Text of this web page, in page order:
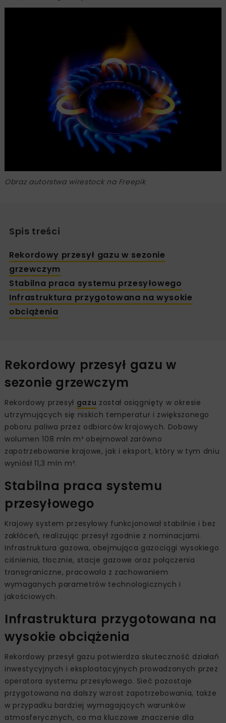
Obraz autorstwa wirestock na Freepik
Spis treści
Rekordowy przesył gazu w sezonie
grzewczym
Stabilna praca systemu przesyłowego
Infrastruktura przygotowana na wysokie
obciążenia
Rekordowy przesył gazu w
sezonie grzewczym
Rekordowy przesył gazu został osiągnięty w okresie
utrzymujących się niskich temperatur i zwiększonego
poboru paliwa przez odbiorców krajowych. Dobowy
wolumen 108 mln m³ obejmował zarówno
zapotrzebowanie krajowe, jak i eksport, który w tym dniu
wyniósł 11,3 mln m³.
Stabilna praca systemu
przesyłowego
Krajowy system przesyłowy funkcjonował stabilnie i bez
zakłóceń, realizując przesył zgodnie z nominacjami.
Infrastruktura gazowa, obejmująca gazociągi wysokiego
ciśnienia, tłocznie, stacje gazowe oraz połączenia
transgraniczne, pracowała z zachowaniem
wymaganych parametrów technologicznych i
jakościowych.
Infrastruktura przygotowana na
wysokie obciążenia
Rekordowy przesył gazu potwierdza skuteczność działań
inwestycyjnych i eksploatacyjnych prowadzonych przez
operatora systemu przesyłowego. Sieć pozostaje
przygotowana na dalszy wzrost zapotrzebowania, także
w przypadku bardziej wymagających warunków
atmosferycznych, co ma kluczowe znaczenie dla